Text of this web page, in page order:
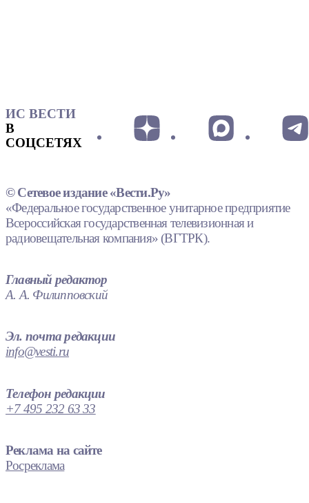
ИС ВЕСТИ
В
СОЦСЕТЯХ
© Сетевое издание «Вести.Ру»
«Федеральное государственное унитарное предприятие
Всероссийская государственная телевизионная и
радиовещательная компания» (ВГТРК).
Главный редактор
А. А. Филипповский
Эл. почта редакции
info@vesti.ru
Телефон редакции
+7 495 232 63 33
Реклама на сайте
Росреклама